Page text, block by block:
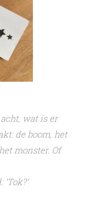
wat is er
de boom, het
monster. Of